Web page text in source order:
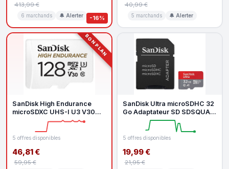
-16%
413,99 €
6 marchands 🔔 Alerter
40,99 €
5 marchands 🔔 Alerter
BON PLAN
SanDisk High Endurance
microSDXC UHS-I U3 V30
128 Go Adaptateur SD
5 offres disponibles
46,81 €
59,95 €
SanDisk Ultra microSDHC 32
Go Adaptateur SD SDSQUA4-
032G-GN6MA
5 offres disponibles
19,99 €
21,95 €